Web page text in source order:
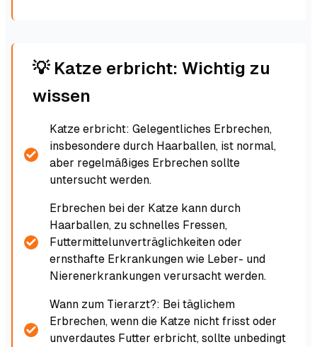
💡 Katze erbricht: Wichtig zu
wissen
Katze erbricht: Gelegentliches Erbrechen,
insbesondere durch Haarballen, ist normal,
aber regelmäßiges Erbrechen sollte
untersucht werden.
Erbrechen bei der Katze kann durch
Haarballen, zu schnelles Fressen,
Futtermittelunverträglichkeiten oder
ernsthafte Erkrankungen wie Leber- und
Nierenerkrankungen verursacht werden.
Wann zum Tierarzt?: Bei täglichem
Erbrechen, wenn die Katze nicht frisst oder
unverdautes Futter erbricht, sollte unbedingt